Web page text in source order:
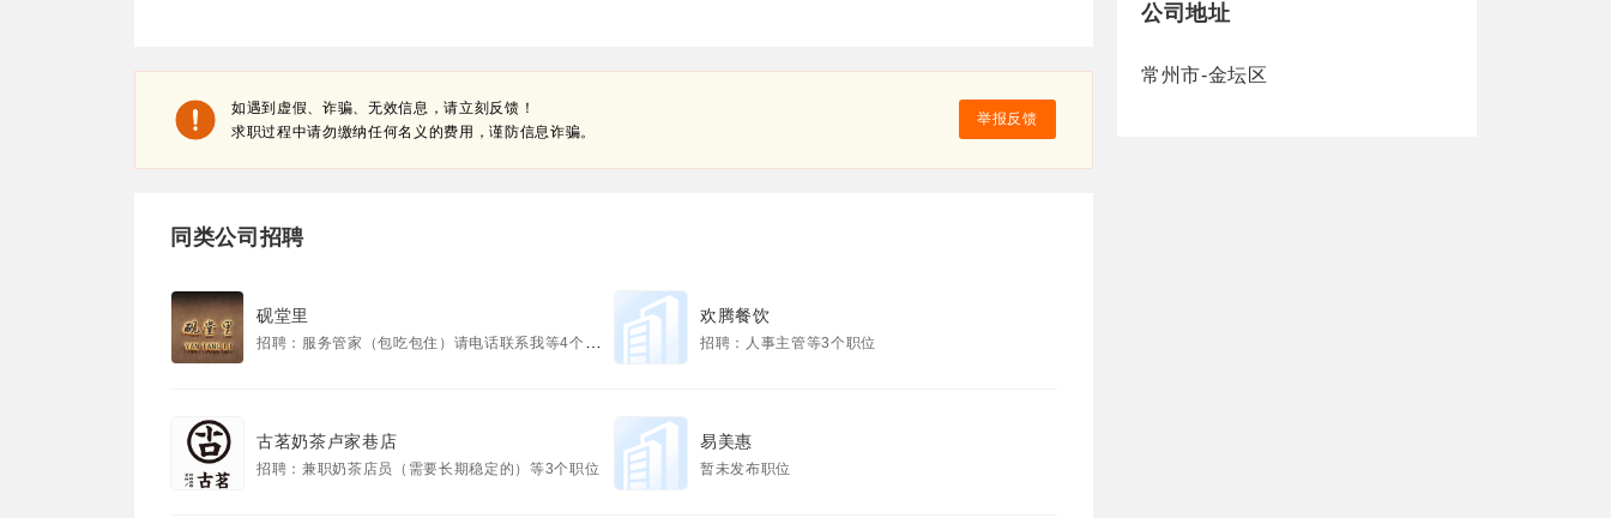
举报反馈
如遇到虚假、诈骗、无效信息，请立刻反馈！
求职过程中请勿缴纳任何名义的费用，谨防信息诈骗。
同类公司招聘
砚堂里
招聘：服务管家（包吃包住）请电话联系我等4个职位
欢腾餐饮
招聘：人事主管等3个职位
古茗奶茶卢家巷店
招聘：兼职奶茶店员（需要长期稳定的）等3个职位
易美惠
暂未发布职位
公司地址
常州市-金坛区